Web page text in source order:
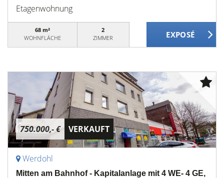
Etagenwohnung
68 m²
WOHNFLÄCHE
2
ZIMMER
750.000,- € VERKAUFT
Werdohl
Mitten am Bahnhof - Kapitalanlage mit 4 WE- 4 GE,